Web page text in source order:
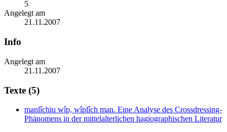
5
Angelegt am
21.11.2007
Info
Angelegt am
21.11.2007
Texte (5)
manlîchiu wîp, wîplîch man. Eine Analyse des Crossdressing-
Phänomens in der mittelalterlichen hagiographischen Literatur